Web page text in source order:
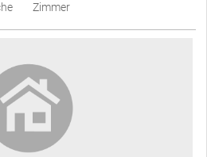
Zimmer